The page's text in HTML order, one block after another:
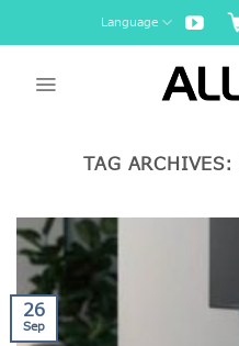
to
Language
TAG ARCHIVES:
26
Sep